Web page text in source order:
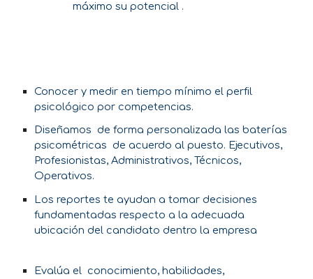
máximo su potencial .
Conocer y medir en tiempo mínimo el perfil
psicológico por competencias.
Diseñamos de forma personalizada las baterías
psicométricas de acuerdo al puesto. Ejecutivos,
Profesionistas, Administrativos, Técnicos,
Operativos.
Los reportes te ayudan a tomar decisiones
fundamentadas respecto a la adecuada
ubicación del candidato dentro la empresa
Evalúa el conocimiento, habilidades,